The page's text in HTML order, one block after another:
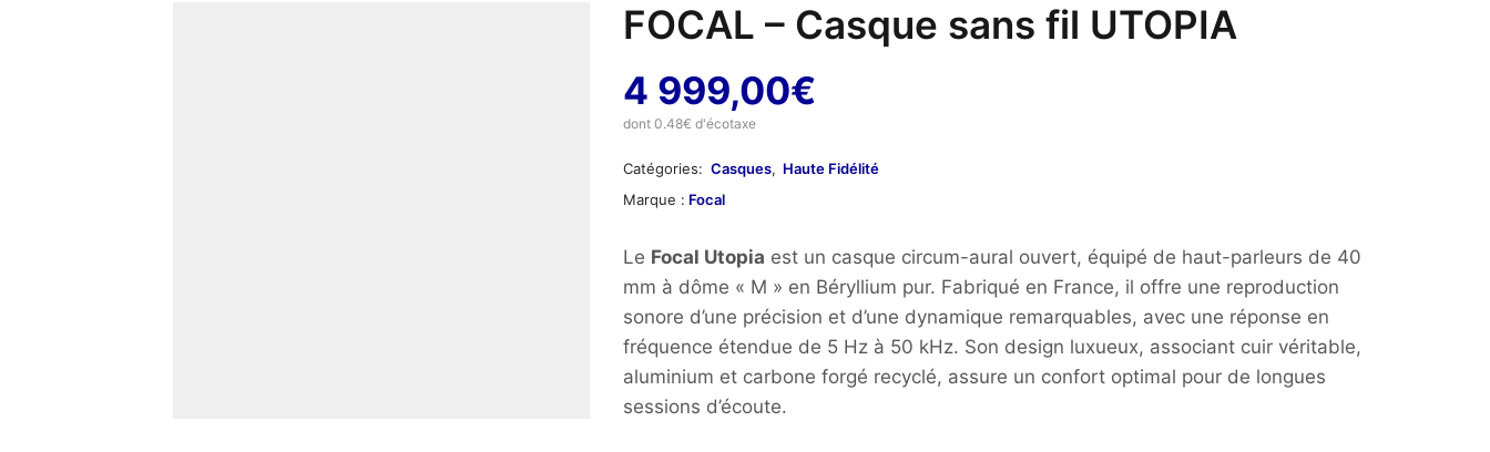
FOCAL – Casque sans fil UTOPIA
4 999,00€
dont 0.48€ d'écotaxe
Catégories: Casques, Haute Fidélité
Marque : Focal
Le Focal Utopia est un casque circum-aural ouvert, équipé de haut-parleurs de 40
mm à dôme « M » en Béryllium pur. Fabriqué en France, il offre une reproduction
sonore d’une précision et d’une dynamique remarquables, avec une réponse en
fréquence étendue de 5 Hz à 50 kHz. Son design luxueux, associant cuir véritable,
aluminium et carbone forgé recyclé, assure un confort optimal pour de longues
sessions d’écoute.​​​